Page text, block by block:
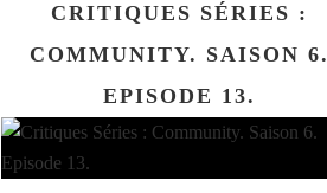
CRITIQUES SÉRIES :
COMMUNITY. SAISON 6.
EPISODE 13.